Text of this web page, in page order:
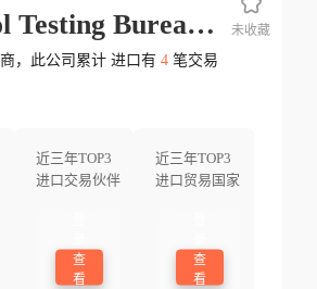
The Wool Testing Bureau S.a.
，此公司累计 进口有 4笔交易
近三年TOP3
进口交易伙伴
查
看
近三年TOP3
进口贸易国家
查
看
未收藏